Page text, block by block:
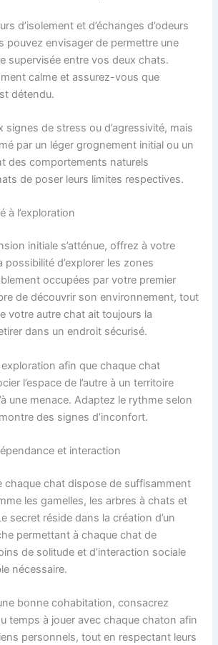
d’isolement et d’échanges d’odeurs
pouvez envisager de permettre une
supervisée entre vos deux chats.
calme et assurez-vous que
détendu.
signes de stress ou d’agressivité, mais
par un léger grognement initial ou un
des comportements naturels
de poser leurs limites respectives.
à l’exploration
initiale s’atténue, offrez à votre
possibilité d’explorer les zones
occupées par votre premier
de découvrir son environnement, tout
votre autre chat ait toujours la
dans un endroit sécurisé.
afin que chaque chat
l’espace de l’autre à un territoire
une menace. Adaptez le rythme selon
montre des signes d’inconfort.
et interaction
chaque chat dispose de suffisamment
les gamelles, les arbres à chats et
secret réside dans la création d’un
permettant à chaque chat de
de solitude et d’interaction sociale
nécessaire.
bonne cohabitation, consacrez
temps à jouer avec chaque chaton afin
personnels, tout en respectant leurs